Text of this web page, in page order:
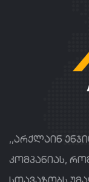
,,არქლაინ
კომპანიას,